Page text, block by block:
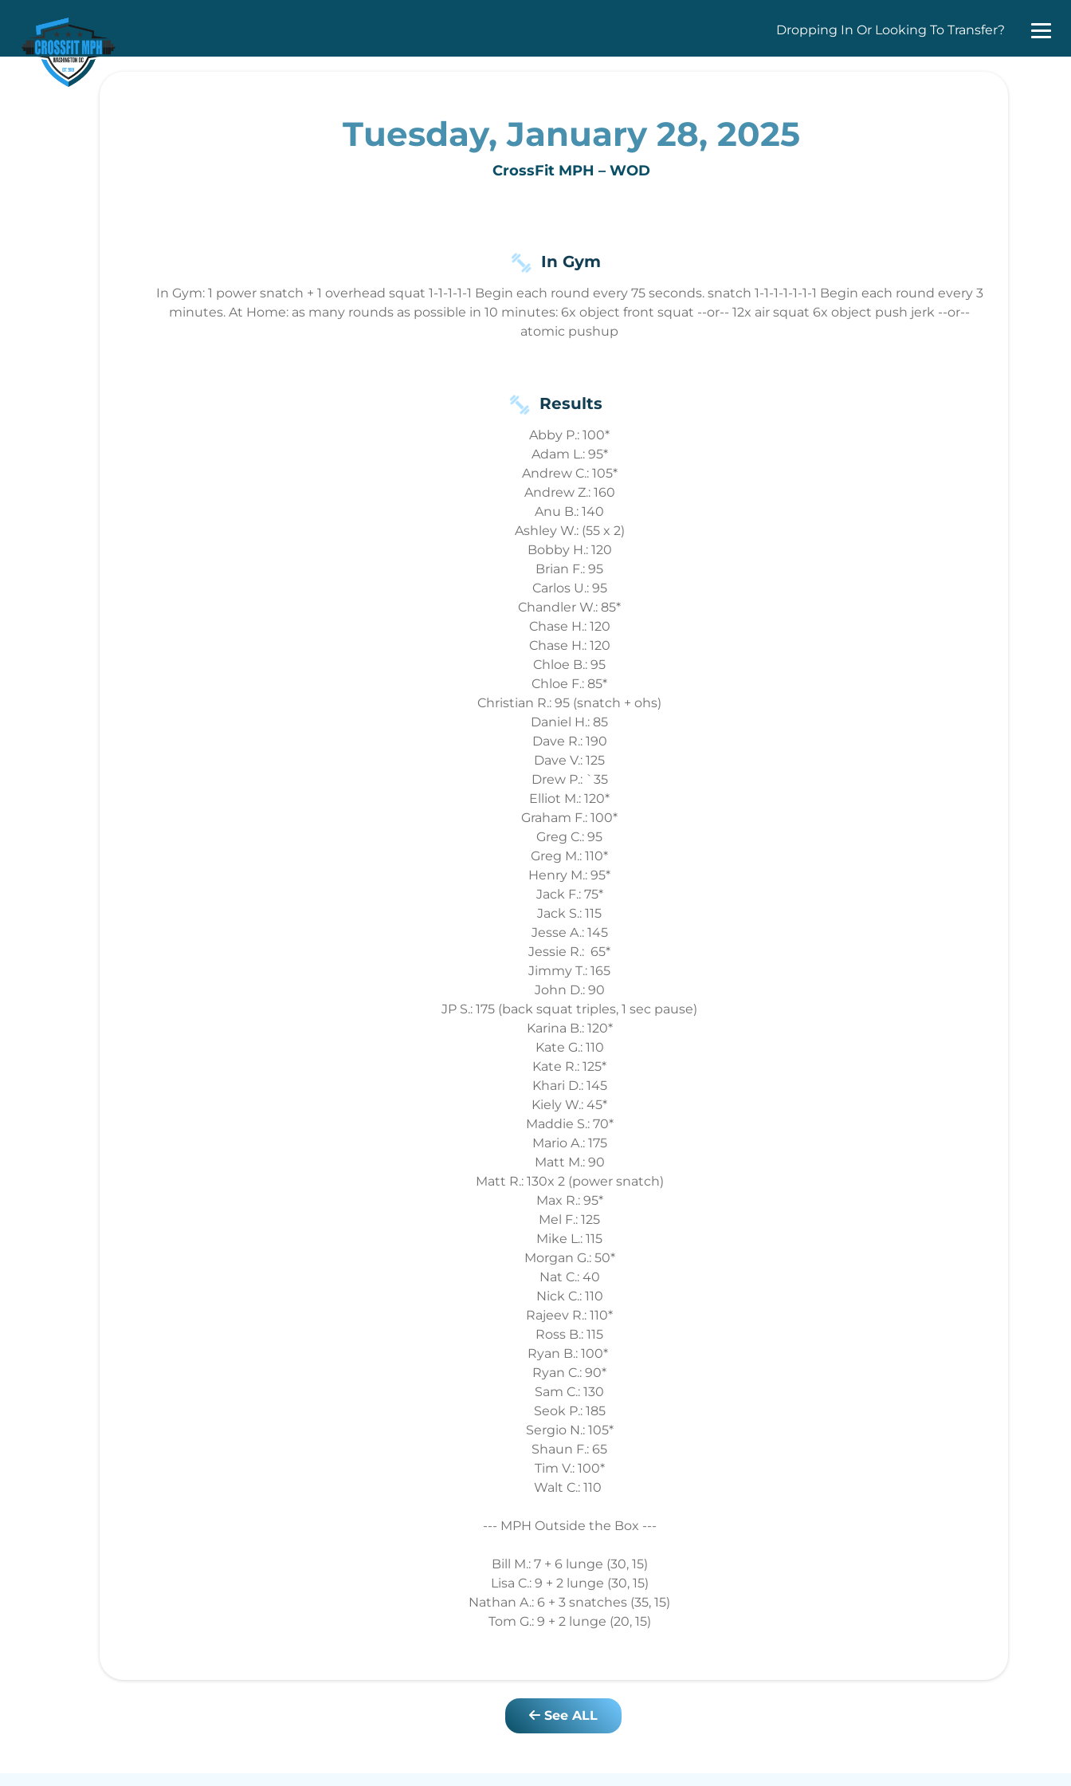
Dropping In Or Looking To Transfer?
Tuesday, January 28, 2025
CrossFit MPH – WOD
In Gym
In Gym: 1 power snatch + 1 overhead squat 1-1-1-1-1 Begin each round every 75 seconds. snatch 1-1-1-1-1-1-1 Begin each round every 3
minutes. At Home: as many rounds as possible in 10 minutes: 6x object front squat --or-- 12x air squat 6x object push jerk --or--
atomic pushup
Results
Abby P.: 100*
Adam L.: 95*
Andrew C.: 105*
Andrew Z.: 160
Anu B.: 140
Ashley W.: (55 x 2)
Bobby H.: 120
Brian F.: 95
Carlos U.: 95
Chandler W.: 85*
Chase H.: 120
Chase H.: 120
Chloe B.: 95
Chloe F.: 85*
Christian R.: 95 (snatch + ohs)
Daniel H.: 85
Dave R.: 190
Dave V.: 125
Drew P.: `35
Elliot M.: 120*
Graham F.: 100*
Greg C.: 95
Greg M.: 110*
Henry M.: 95*
Jack F.: 75*
Jack S.: 115
Jesse A.: 145
Jessie R.: 65*
Jimmy T.: 165
John D.: 90
JP S.: 175 (back squat triples, 1 sec pause)
Karina B.: 120*
Kate G.: 110
Kate R.: 125*
Khari D.: 145
Kiely W.: 45*
Maddie S.: 70*
Mario A.: 175
Matt M.: 90
Matt R.: 130x 2 (power snatch)
Max R.: 95*
Mel F.: 125
Mike L.: 115
Morgan G.: 50*
Nat C.: 40
Nick C.: 110
Rajeev R.: 110*
Ross B.: 115
Ryan B.: 100*
Ryan C.: 90*
Sam C.: 130
Seok P.: 185
Sergio N.: 105*
Shaun F.: 65
Tim V.: 100*
Walt C.: 110
--- MPH Outside the Box ---
Bill M.: 7 + 6 lunge (30, 15)
Lisa C.: 9 + 2 lunge (30, 15)
Nathan A.: 6 + 3 snatches (35, 15)
Tom G.: 9 + 2 lunge (20, 15)
See ALL